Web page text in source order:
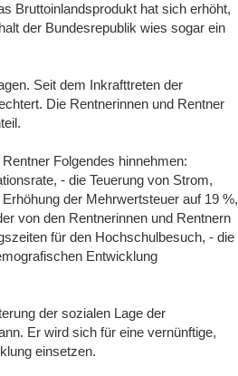
Bruttoinlandsprodukt hat sich erhöht,
der Bundesrepublik wies sogar ein
Seit dem Inkrafttreten der
Die Rentnerinnen und Rentner
Folgendes hinnehmen:
- die Teuerung von Strom,
der Mehrwertsteuer auf 19 %,
von den Rentnerinnen und Rentnern
für den Hochschulbesuch, - die
Entwicklung
der sozialen Lage der
Er wird sich für eine vernünftige,
einsetzen.